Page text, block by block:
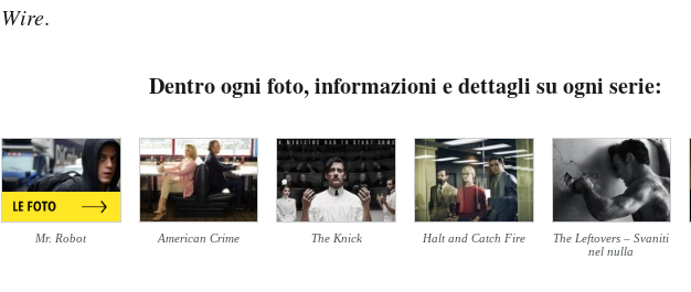
Wire.
Dentro ogni foto, informazioni e dettagli su ogni serie:
Mr. Robot American Crime The Knick Halt and Catch Fire
The Leftovers – Svaniti
nel nulla